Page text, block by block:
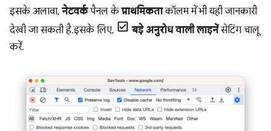
इसके अलावा, नेटवर्कपैनल केप्राथमिकताकॉलम में भी यही जानकारी
देखी जा सकती है. इसके लिए,
बड़े अनुरोध वाली लाइनेंसेटिंग चालू
करें.